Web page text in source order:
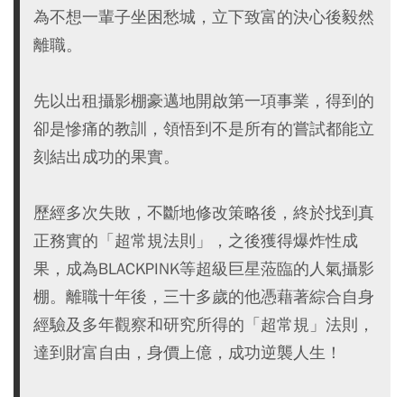
為不想一輩子坐困愁城，立下致富的決心後毅然
離職。
先以出租攝影棚豪邁地開啟第一項事業，得到的
卻是慘痛的教訓，領悟到不是所有的嘗試都能立
刻結出成功的果實。
歷經多次失敗，不斷地修改策略後，終於找到真
正務實的「超常規法則」，之後獲得爆炸性成
果，成為BLACKPINK等超級巨星蒞臨的人氣攝影
棚。離職十年後，三十多歲的他憑藉著綜合自身
經驗及多年觀察和研究所得的「超常規」法則，
達到財富自由，身價上億，成功逆襲人生！